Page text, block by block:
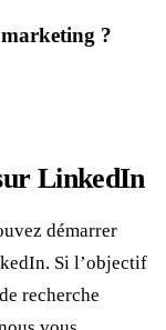
?
LinkedIn
démarrer
Si l’objectif
recherche